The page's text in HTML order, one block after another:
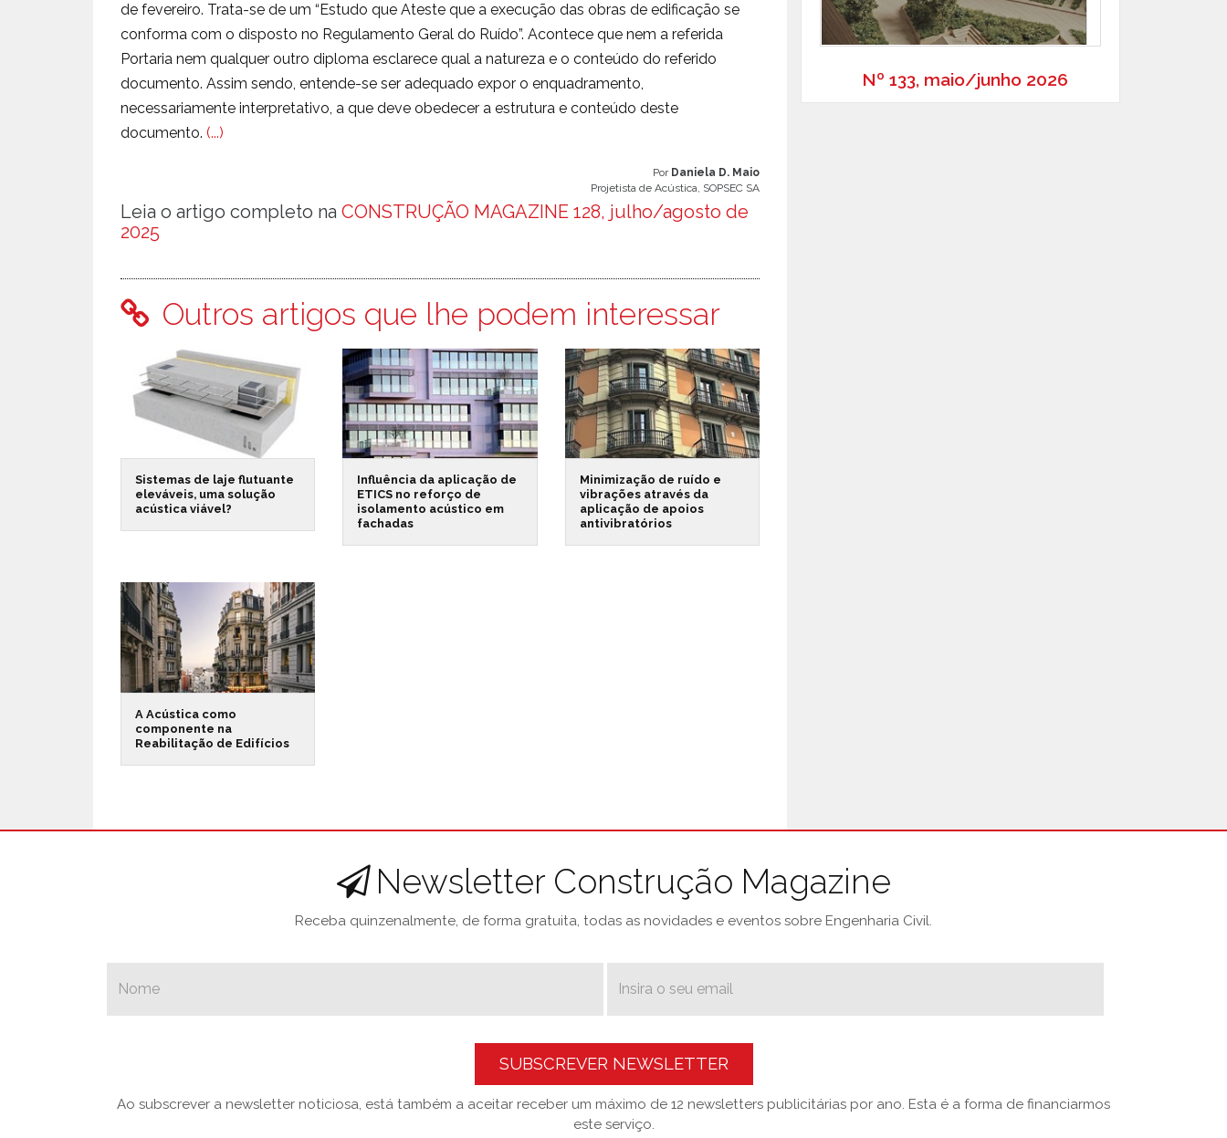
de fevereiro. Trata-se de um “Estudo que Ateste que a execução das obras de edificação se
conforma com o disposto no Regulamento Geral do Ruído”. Acontece que nem a referida
Portaria nem qualquer outro diploma esclarece qual a natureza e o conteúdo do referido
documento. Assim sendo, entende-se ser adequado expor o enquadramento,
necessariamente interpretativo, a que deve obedecer a estrutura e conteúdo deste
documento. (...)
Por Daniela D. Maio
Projetista de Acústica, SOPSEC SA
Leia o artigo completo na CONSTRUÇÃO MAGAZINE 128, julho/agosto de
2025
Outros artigos que lhe podem interessar
Sistemas de laje flutuante
eleváveis, uma solução
acústica viável?
Influência da aplicação de
ETICS no reforço de
isolamento acústico em
fachadas
Minimização de ruído e
vibrações através da
aplicação de apoios
antivibratórios
A Acústica como
componente na
Reabilitação de Edifícios
Nº 133, maio/junho 2026
Newsletter Construção Magazine
Receba quinzenalmente, de forma gratuita, todas as novidades e eventos sobre Engenharia Civil.
SUBSCREVER NEWSLETTER
Ao subscrever a newsletter noticiosa, está também a aceitar receber um máximo de 12 newsletters publicitárias por ano. Esta é a forma de financiarmos
este serviço.